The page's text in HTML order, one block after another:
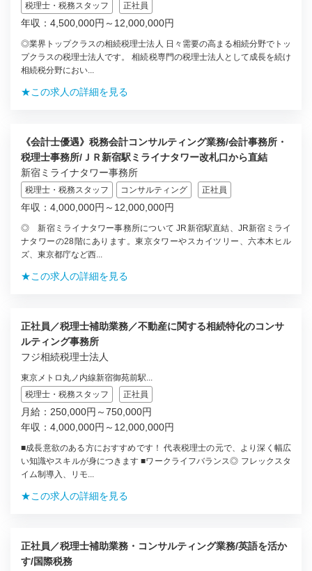
税理士・税務スタッフ
正社員
年収：4,500,000円～12,000,000円
◎業界トップクラスの相続税理士法人 日々需要の高まる相続分野でトッ
プクラスの税理士法人です。 相続税専門の税理士法人として成長を続け
相続税分野におい...
★この求人の詳細を見る
《会計士優遇》税務会計コンサルティング業務/会計事務所・
税理士事務所/ＪＲ新宿駅ミライナタワー改札口から直結
新宿ミライナタワー事務所
税理士・税務スタッフ コンサルティング 正社員
年収：4,000,000円～12,000,000円
◎ 新宿ミライナタワー事務所について JR新宿駅直結、JR新宿ミライ
ナタワーの28階にあります。東京タワーやスカイツリー、六本木ヒル
ズ、東京都庁など西...
★この求人の詳細を見る
正社員／税理士補助業務／不動産に関する相続特化のコンサ
ルティング事務所
フジ相続税理士法人
東京メトロ丸ノ内線新宿御苑前駅...
税理士・税務スタッフ
正社員
月給：250,000円～750,000円
年収：4,000,000円～12,000,000円
■成長意欲のある方におすすめです！ 代表税理士の元で、より深く幅広
い知識やスキルが身につきます ■ワークライフバランス◎ フレックスタ
イム制導入、リモ...
★この求人の詳細を見る
正社員／税理士補助業務・コンサルティング業務/英語を活か
す/国際税務